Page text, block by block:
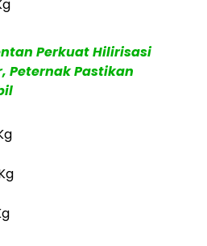
Perkuat Hilirisasi
Peternak Pastikan